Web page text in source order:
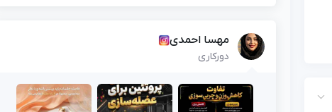
مهسا احمدی
دورکاری